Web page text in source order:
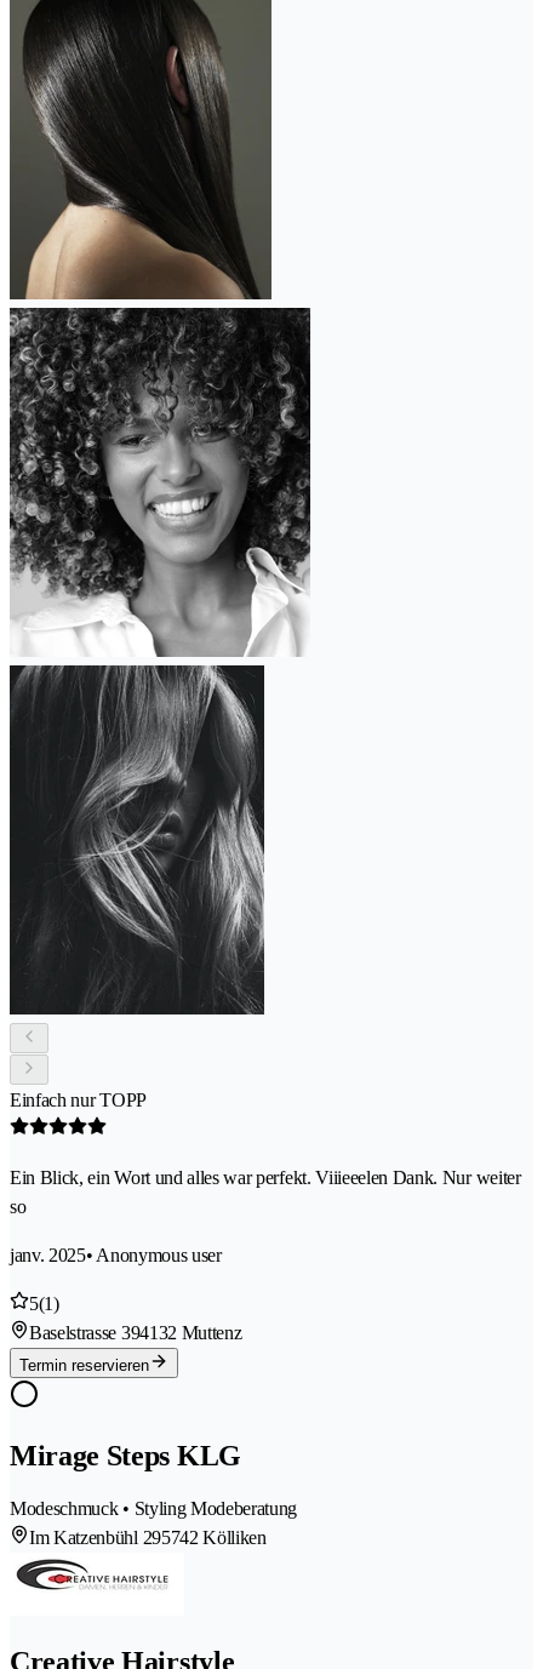
Einfach nur TOPP
Ein Blick, ein Wort und alles war perfekt. Viiieeelen Dank. Nur weiter
so
janv. 2025• Anonymous user
5(1)
Baselstrasse 394132 Muttenz
Termin reservieren
Mirage Steps KLG
Modeschmuck • Styling Modeberatung
Im Katzenbühl 295742 Kölliken
Creative Hairstyle